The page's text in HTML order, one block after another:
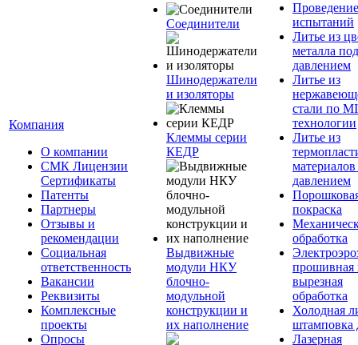
Компания
О компании
СМК Лицензии
Сертификаты
Патенты
Партнеры
Отзывы и
рекомендации
Социальная
ответственность
Вакансии
Реквизиты
Комплексные
проекты
Опросы
Соединители
Шинодержатели
и изоляторы
Клеммы серии
КЕДР
Выдвижные
модули НКУ
блочно-
модульной
конструкции и
их наполнение
Проведение
испытаний
Литье из
металла под
давлением
Литье из
стали по
технологии
Литье из
давлением
покраска
обработка
прошивная
вырезная
обработка
Холодная
штамповка
Лазерная